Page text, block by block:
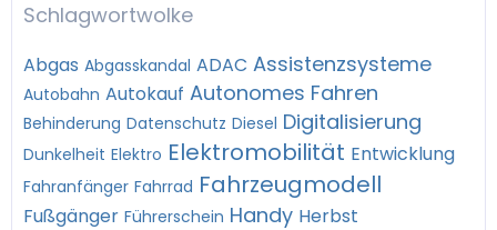
Schlagwortwolke
Abgas Abgasskandal ADAC Assistenzsysteme
Autobahn Autokauf Autonomes Fahren
Behinderung Datenschutz Diesel Digitalisierung
Dunkelheit Elektro Elektromobilität Entwicklung
Fahranfänger Fahrrad Fahrzeugmodell
Fußgänger Führerschein Handy Herbst